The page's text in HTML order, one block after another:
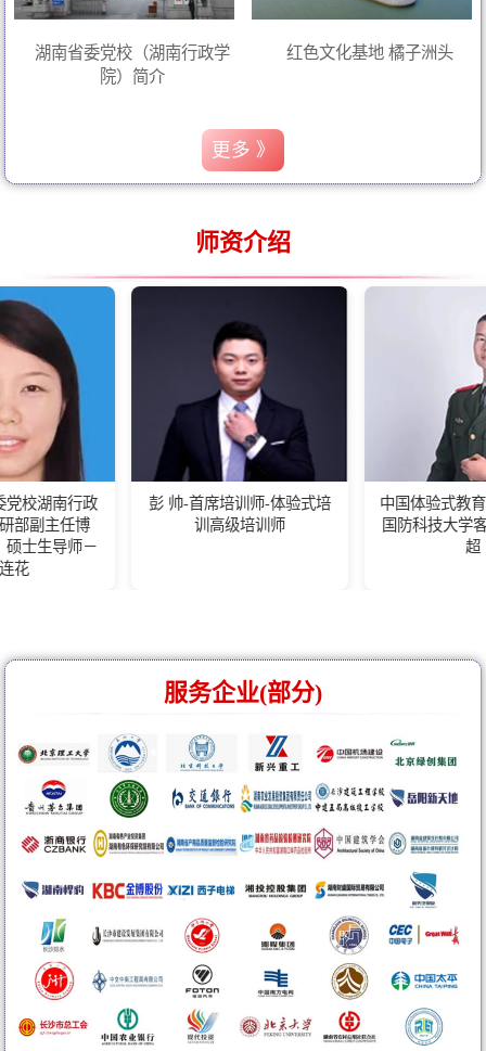
湖南省委党校（湖南行政学
院）简介
红色文化基地 橘子洲头
更多 》
师资介绍
政
博
－
彭 帅-首席培训师-体验式培
训高级培训师
中国体验式教育高级培训
国防科技大学客座教练王
服务企业(部分)